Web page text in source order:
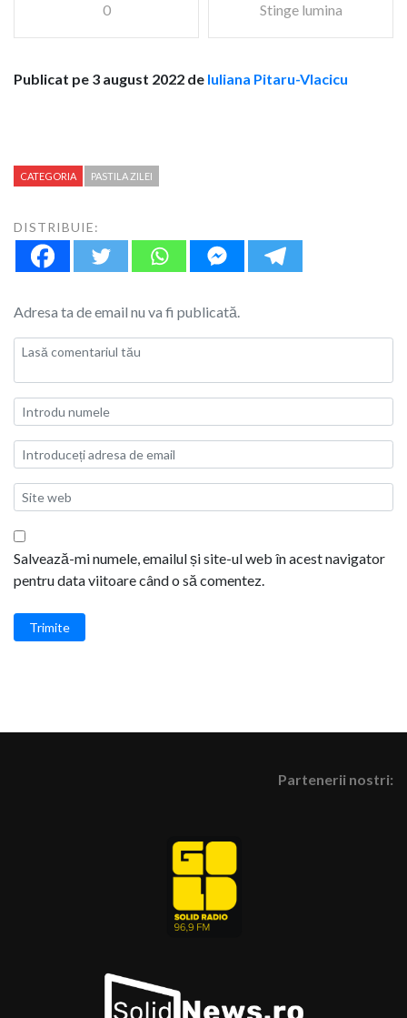
0 Stinge lumina
Publicat pe 3 august 2022 de Iuliana Pitaru-Vlacicu
CATEGORIA PASTILA ZILEI
DISTRIBUIE:
Adresa ta de email nu va fi publicată.
Salvează-mi numele, emailul și site-ul web în acest navigator
pentru data viitoare când o să comentez.
Trimite
Partenerii nostri: